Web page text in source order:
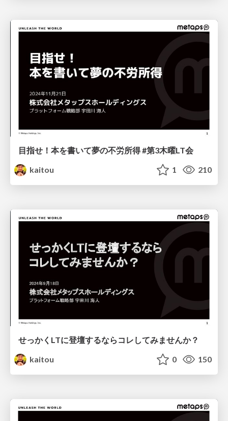
目指せ！本を書いて夢の不労所得 #第3木曜LT会
kaitou
1 210
せっかくLTに登壇するならコレしてみませんか？
kaitou
0 150